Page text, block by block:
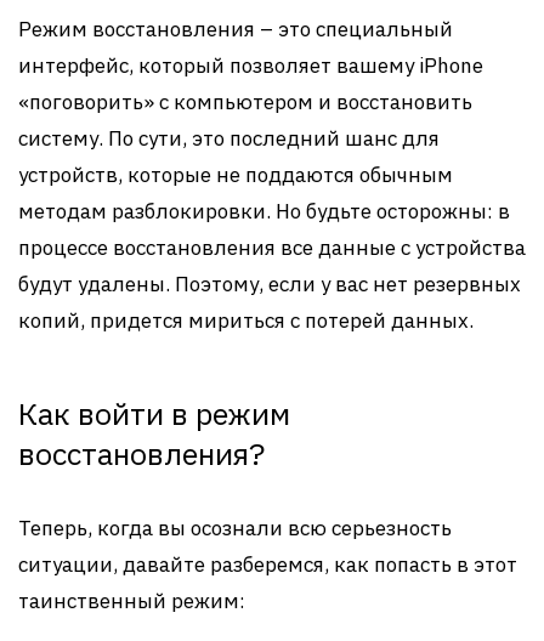
Режим восстановления – это специальный
интерфейс, который позволяет вашему iPhone
«поговорить» с компьютером и восстановить
систему. По сути, это последний шанс для
устройств, которые не поддаются обычным
методам разблокировки. Но будьте осторожны: в
процессе восстановления все данные с устройства
будут удалены. Поэтому, если у вас нет резервных
копий, придется мириться с потерей данных.
Как войти в режим
восстановления?
Теперь, когда вы осознали всю серьезность
ситуации, давайте разберемся, как попасть в этот
таинственный режим: